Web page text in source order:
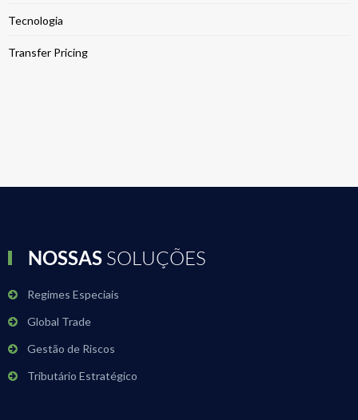
Tecnologia
Transfer Pricing
NOSSAS SOLUÇÕES
Regimes Especiais
Global Trade
Gestão de Riscos
Tributário Estratégico